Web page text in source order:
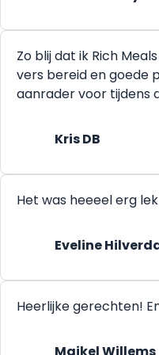
Zo blij dat ik Rich
vers bereid en goede
aanrader voor tijdens
Kris DB
Het was heeeel erg
Eveline
Heerlijke gerechten!
Maikel Willems